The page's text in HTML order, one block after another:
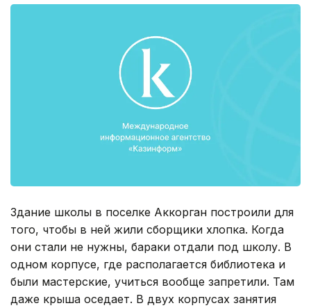
Здание школы в поселке Аккорган построили для
того, чтобы в ней жили сборщики хлопка. Когда
они стали не нужны, бараки отдали под школу. В
одном корпусе, где располагается библиотека и
были мастерские, учиться вообще запретили. Там
даже крыша оседает. В двух корпусах занятия